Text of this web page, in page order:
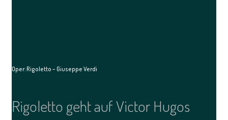
Oper: Rigoletto – Giuseppe Verdi
Rigoletto geht auf Victor Hugos